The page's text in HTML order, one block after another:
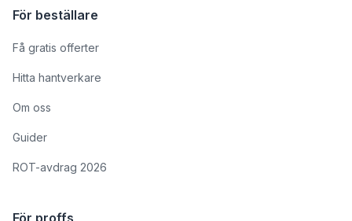
För beställare
Få gratis offerter
Hitta hantverkare
Om oss
Guider
ROT-avdrag 2026
För proffs